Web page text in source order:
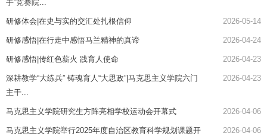
手”竞赛院...
研修体会|在史与实的交汇处扎根信仰 2026-05-14
研修感悟|在行走中感悟马兰精神的真谛 2026-04-24
研修感悟|传红色薪火 践育人使命 2026-04-23
深耕教学“大练兵” 铸魂育人“大思政”|马克思主义学院六门
主干...
2026-04-23
马克思主义学院研究生方阵亮相学校运动会开幕式 2026-04-06
马克思主义学院举行2025年度自治区教育科学规划课题开
2026-04-06